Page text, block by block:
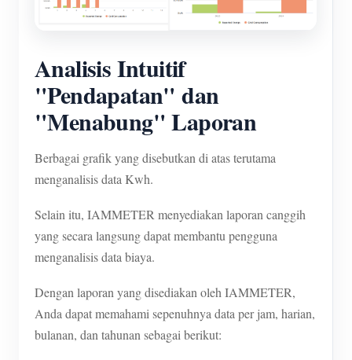
Analisis Intuitif
"Pendapatan" dan
"Menabung" Laporan
Berbagai grafik yang disebutkan di atas terutama
menganalisis data Kwh.
Selain itu, IAMMETER menyediakan laporan canggih
yang secara langsung dapat membantu pengguna
menganalisis data biaya.
Dengan laporan yang disediakan oleh IAMMETER,
Anda dapat memahami sepenuhnya data per jam, harian,
bulanan, dan tahunan sebagai berikut: